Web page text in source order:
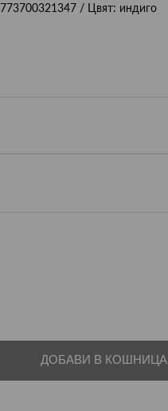
/ Цвят: индиго
ДОБАВИ В КОШНИЦА